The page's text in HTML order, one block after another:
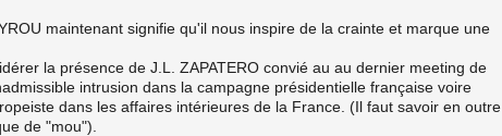
maintenant signifie qu'il nous inspire de la crainte et marque une
la présence de J.L. ZAPATERO convié au au dernier meeting de
intrusion dans la campagne présidentielle française voire
dans les affaires intérieures de la France. (Il faut savoir en outre
de "mou").